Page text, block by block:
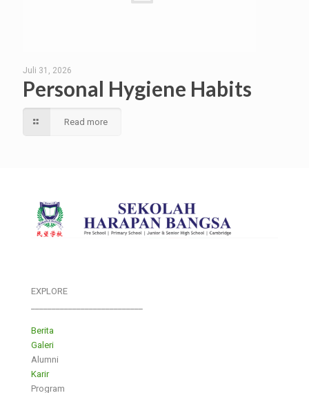
Juli 31, 2026
Personal Hygiene Habits
Read more
EXPLORE
Berita
Galeri
Alumni
Karir
Program